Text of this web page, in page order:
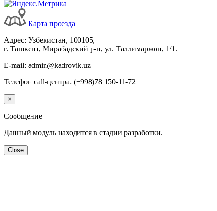
Карта проезда
Адрес: Узбекистан, 100105,
г. Ташкент, Мирабадский р-н, ул. Таллимаржон, 1/1.
E-mail: admin@kadrovik.uz
Телефон call-центра: (+998)78 150-11-72
×
Сообщение
Данный модуль находится в стадии разработки.
Close